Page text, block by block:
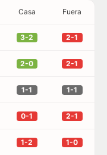
Casa Fuera
3-2 2-1
2-0 2-1
1-1 1-1
0-1 2-1
1-2 1-0